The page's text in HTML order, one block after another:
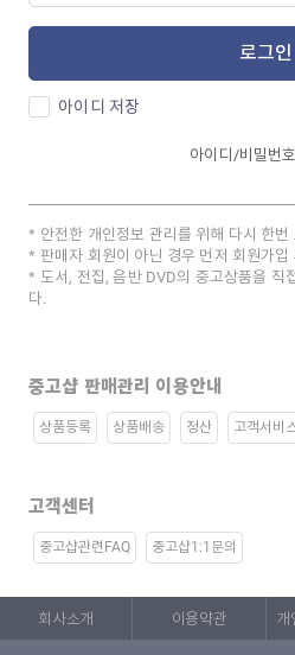
로그인
아이디 저장
아이디/비밀번
안전한 개인정보 관리를 위해 다시 한번
판매자 회원이 아닌 경우 먼저 회원가입
도서, 전집, 음반 DVD의 중고상품을 직
다.
중고샵 판매관리 이용안내
상품등록 상품배송 정산 고객서비
고객센터
중고샵관련FAQ 중고샵1:1문의
회사소개 이용약관 개